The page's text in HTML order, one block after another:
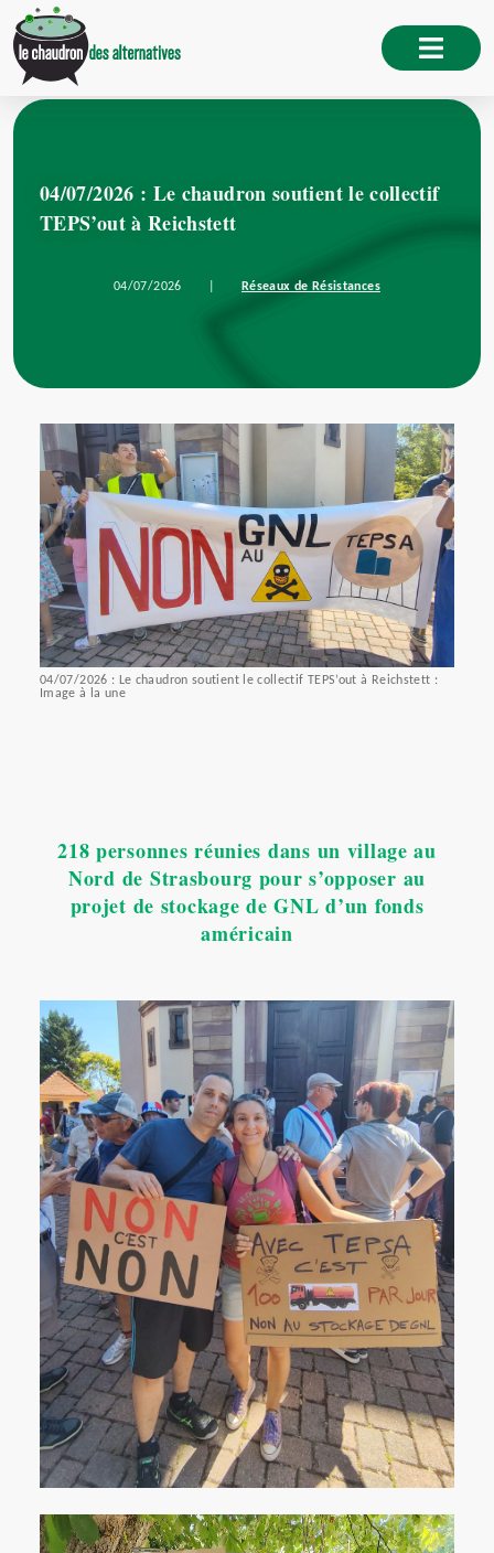
04/07/2026 : Le chaudron soutient le collectif
TEPS’out à Reichstett
04/07/2026 Réseaux de Résistances
04/07/2026 : Le chaudron soutient le collectif TEPS’out à Reichstett :
Image à la une
218 personnes réunies dans un village au
Nord de Strasbourg pour s’opposer au
projet de stockage de GNL d’un fonds
américain